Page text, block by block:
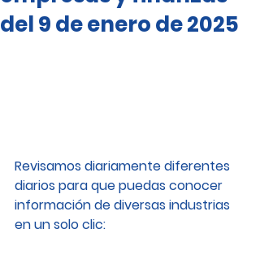
del 9 de enero de 2025
Revisamos diariamente diferentes
diarios para que puedas conocer
información de diversas industrias
en un solo clic: